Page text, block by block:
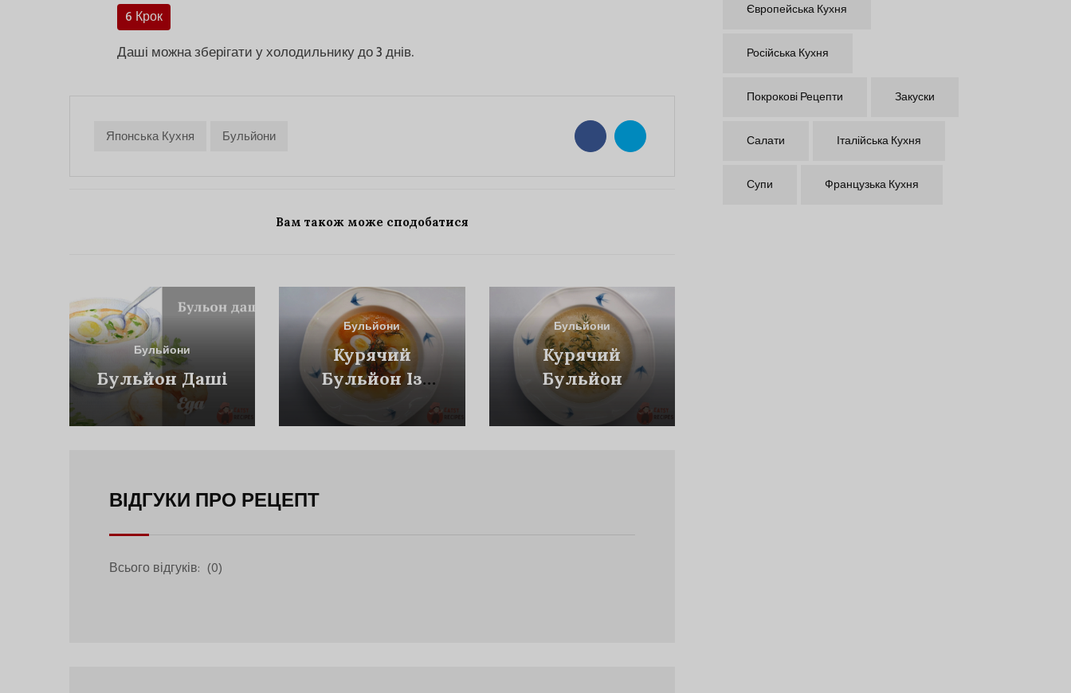
6 Крок
Даші можна зберігати у холодильнику до 3 днів.
Японська Кухня Бульйони
Вам також може сподобатися
Бульйони
Бульйон Даші
Бульйони
Курячий
Бульйон Із
Яйцем
Бульйони
Курячий
Бульйон
ВІДГУКИ ПРО РЕЦЕПТ
Всього відгуків: (0)
Європейська Кухня
Російська Кухня
Покрокові Рецепти Закуски
Салати Італійська Кухня
Супи Французька Кухня